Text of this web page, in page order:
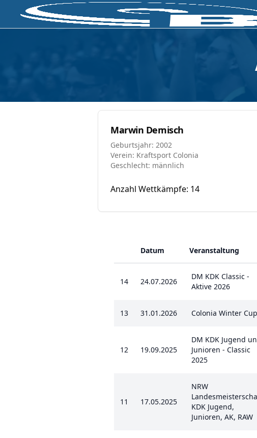
Marwin Demisch
Geburtsjahr: 2002
Verein: Kraftsport Colonia
Geschlecht: männlich
Anzahl Wettkämpfe: 14
Datum Veranstaltung
14 24.07.2026
DM KDK Classic -
Aktive 2026
13 31.01.2026 Colonia Winter Cup
12 19.09.2025
DM KDK Jugend
Junioren - Classic
2025
11 17.05.2025
NRW
KDK Jugend,
Junioren, AK, RAW